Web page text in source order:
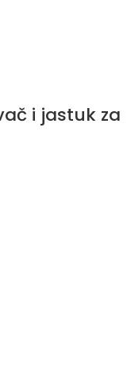
i jastuk za